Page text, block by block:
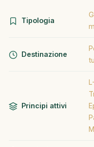
Tipologia
Destinazione
Principi attivi